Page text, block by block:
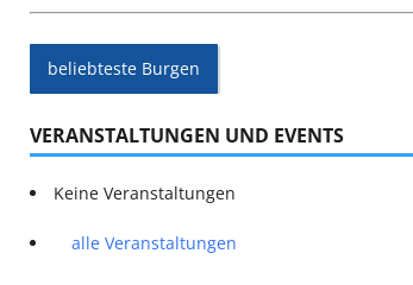
beliebteste Burgen
VERANSTALTUNGEN UND EVENTS
Keine Veranstaltungen
alle Veranstaltungen